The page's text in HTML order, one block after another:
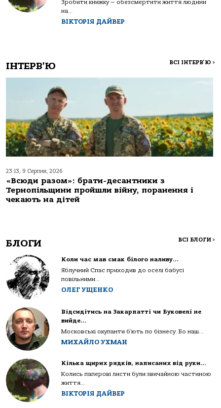
Зробити книжку — обезсмертити життя людини
на...
ВІКТОРІЯ ДАЙВЕР
ІНТЕРВ'Ю ВСІ ІНТЕРВ'Ю >
23:13, 9 Серпня, 2026
«Всюди разом»: брати-десантники з
Тернопільщини пройшли війну, поранення і
чекають на дітей
БЛОГИ ВСІ БЛОГИ >
Коли час мав смак білого наливу…
Яблучний Спас приходив до оселі бабусі
повільними...
ОЛЕГ УЩЕНКО
Відсидітись на Закарпатті чи Буковелі не
вийде…
Московські окупанти б’ють по бізнесу. Бо наш...
МИХАЙЛО УХМАН
Кілька щирих рядків, написаних від руки…
Колись паперові листи були звичайною частиною
життя...
ВІКТОРІЯ ДАЙВЕР